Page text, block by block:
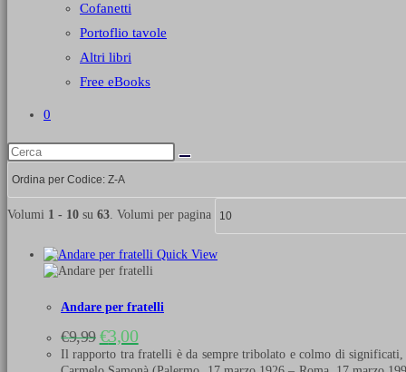
Cofanetti
Portoflio tavole
Altri libri
Free eBooks
0
Volumi 1 - 10 su 63. Volumi per pagina
Quick View
Andare per fratelli
€9,99 Il
prezzo
originale
€3,00Il
prezzo
attuale
Il rapporto tra fratelli è da sempre tribolato e colmo di